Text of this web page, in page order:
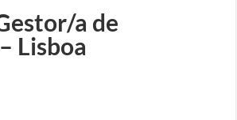
a de
Lisboa